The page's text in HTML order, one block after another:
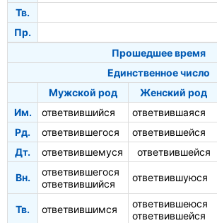
Тв.
Пр.
Прошедшее время
Единственное число
Мужской род
Женский род
Им.
ответвившийся ответвившаяся
Рд.
ответвившегося ответвившейся
Дт.
ответвившемуся ответвившейся
Вн.
ответвившегося
ответвившийся
ответвившуюся
Тв. ответвившимся
ответвившеюся
ответвившейся